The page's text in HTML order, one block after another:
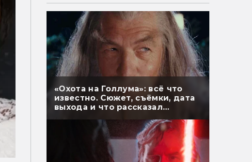
«Охота на Голлума»: всё что
известно. Сюжет, съёмки, дата
выхода и что рассказал